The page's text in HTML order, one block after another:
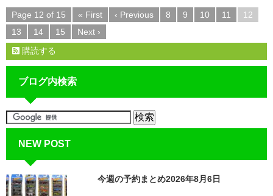
Page 12 of 15 « First ‹ Previous 8 9 10 11
12
13
14 15
Next ›
購読する
ブログ内検索
NEW POST
今週の予約まとめ2026年8月6日